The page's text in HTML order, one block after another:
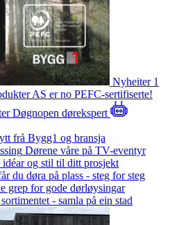
Nyheiter 1
AS er no PEFC-sertifiserte!
Døgnopen dørekspert
frå Bygg1 og bransja
Dørene våre på TV-eventyr
idéar og stil til ditt prosjekt
du døra på plass - steg for steg
grep for gode dørløysingar
- samla på ein stad